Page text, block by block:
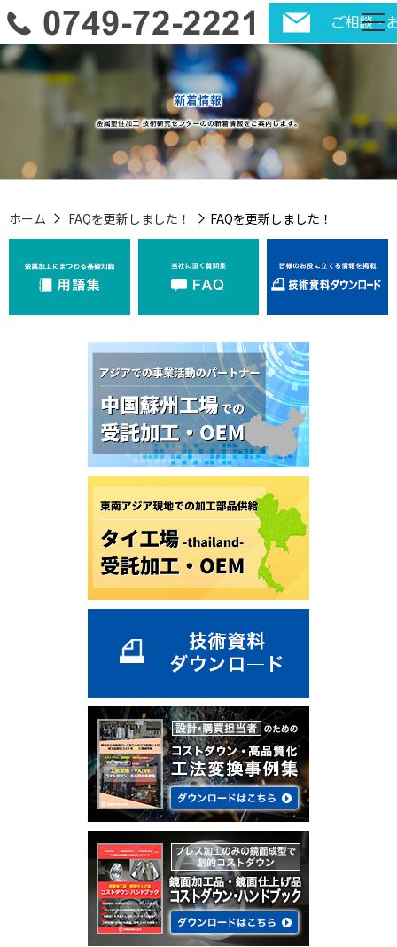
ホーム FAQを更新しました！ FAQを更新しました！